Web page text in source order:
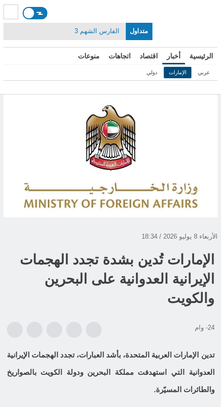
الرئيسية أخبار
عربي الإمارات دولي
اقتصاد اتجاهات منوعات
متداول الفارس الشهم 3
الأربعاء 8 يوليو 2026 / 18:34
الإمارات تُدين بشدة تجدد الهجمات
الإيرانية العدوانية على البحرين
والكويت
24- وام
تدين الإمارات العربية المتحدة، بأشد العبارات، تجدد الهجمات الإيرانية
العدوانية التي استهدفت مملكة البحرين ودولة الكويت بالصواريخ
والطائرات المسيّرة.